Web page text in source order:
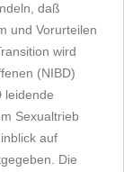
daß
und Vorurteilen
wird
(NIBD)
leidende
Sexualtrieb
auf
Die